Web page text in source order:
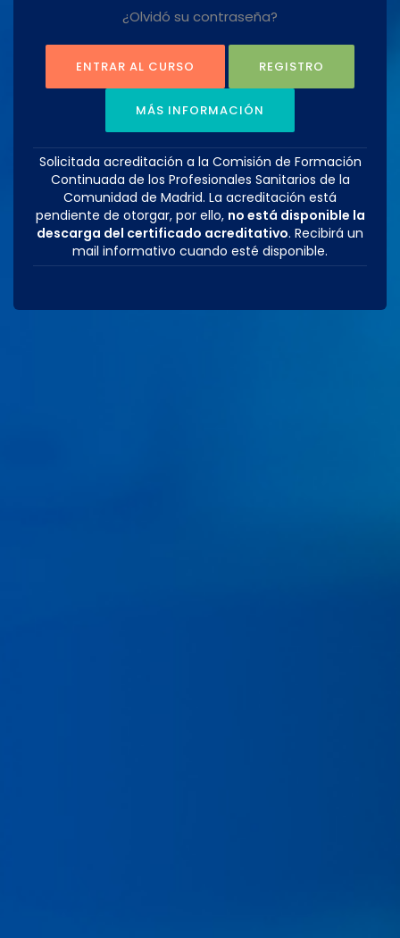
¿Olvidó su contraseña?
REGISTRO
MÁS INFORMACIÓN
Solicitada acreditación a la Comisión de Formación
Continuada de los Profesionales Sanitarios de la
Comunidad de Madrid. La acreditación está
pendiente de otorgar, por ello, no está disponible la
descarga del certificado acreditativo. Recibirá un
mail informativo cuando esté disponible.